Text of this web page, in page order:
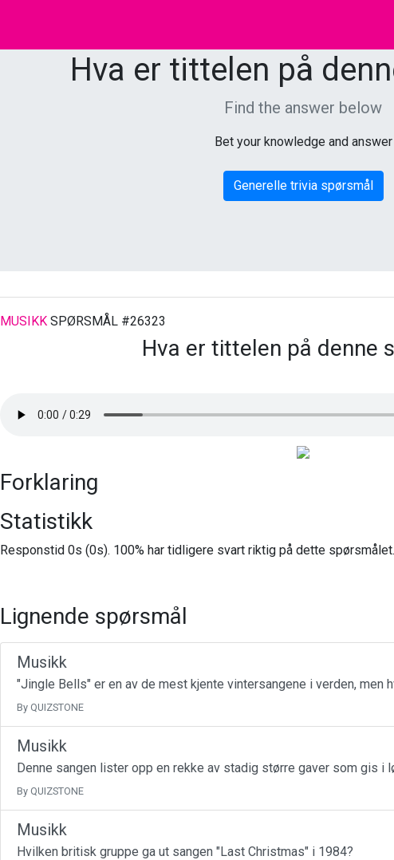
Hva er tittelen på
Find the answer below
Bet your knowledge and answer
Generelle trivia spørsmål
MUSIKKSPØRSMÅL #26323
Hva er tittelen på denne
Forklaring
Statistikk
Responstid 0s (0s). 100% har tidligere svart riktig på dette
Lignende spørsmål
Musikk
"Jingle Bells" er en av de mest kjente vintersangene i verden, men
By QUIZSTONE
Musikk
Denne sangen lister opp en rekke av stadig større gaver som gis i
By QUIZSTONE
Musikk
Hvilken britisk gruppe ga ut sangen "Last Christmas" i 1984?